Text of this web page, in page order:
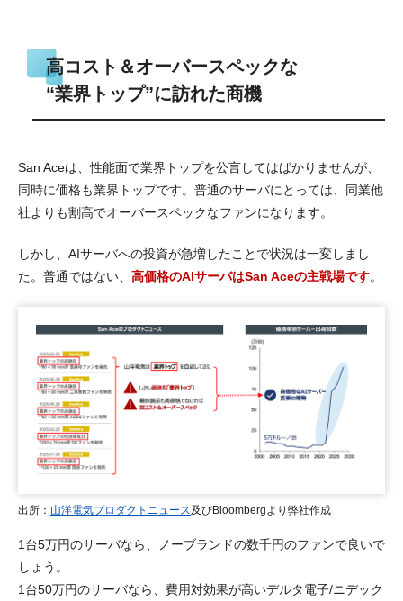
高コスト＆オーバースペックな
“業界トップ”に訪れた商機
San Aceは、性能面で業界トップを公言してはばかりませんが、
同時に価格も業界トップです。普通のサーバにとっては、同業他
社よりも割高でオーバースペックなファンになります。
しかし、AIサーバへの投資が急増したことで状況は一変しまし
た。普通ではない、 高価格のAIサーバはSan Aceの主戦場です。
出所： 山洋電気プロダクトニュース 及びBloombergより弊社作成
1台5万円のサーバなら、ノーブランドの数千円のファンで良いで
しょう。
1台50万円のサーバなら、費用対効果が高いデルタ電子/ニデック